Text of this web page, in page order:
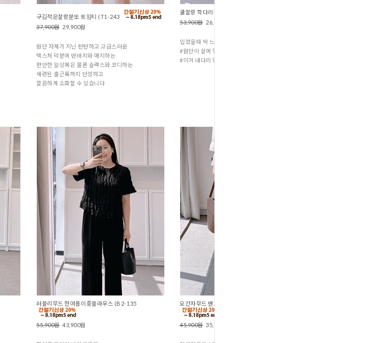
구김적은찰랑분또 트임티 (T1-243
37,900원29,900원
원단 자체가 지닌 탄탄하고 고급스러운
텍스처 덕분에 반바지와 매치하는
편안한 일상복은 물론 슬랙스와 코디하는
세련된 출근룩까지 단정하고
깔끔하게 소화할 수 있습니다
쿨찰랑 학다리슬랙스 (P15
53,900원26,900원
입었을때 딱 느낀게 두가지 있어요^^
#원단이 살에 닿는 느낌 진짜 시원하다!
#이거 내다리 맞아?^^
러블리무드 한여름이중블라우스 (B2-135
55,900원43,900원
오간자무드 밴드스트링스커트 (S1-183
45,900원35,900원